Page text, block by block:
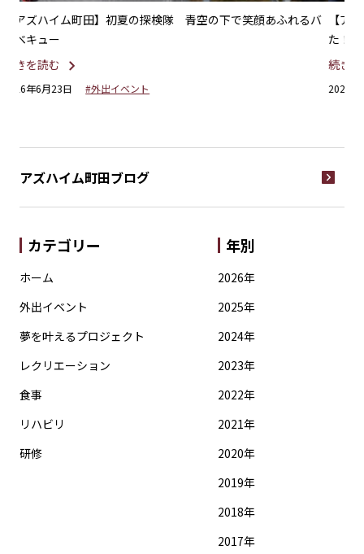
【アズハイム町田】中庭のチューリップがきれいに咲きまし
た！
続きを読む
2026年5月23日 #夢を叶えるプロジェクト
アズハイム町田ブログ
カテゴリー
ホーム
外出イベント
夢を叶えるプロジェクト
レクリエーション
食事
リハビリ
研修
年別
2026年
2025年
2024年
2023年
2022年
2021年
2020年
2019年
2018年
2017年